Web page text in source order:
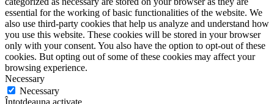
essential for the working of basic functionalities of the website. We
also use third-party cookies that help us analyze and understand how
you use this website. These cookies will be stored in your browser
only with your consent. You also have the option to opt-out of these
cookies. But opting out of some of these cookies may affect your
browsing experience.
Necessary
Necessary
Întotdeauna activate